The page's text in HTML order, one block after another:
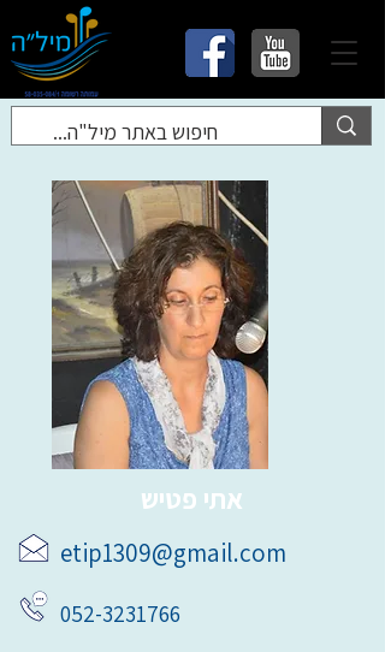
אתי פטיש
etip1309@gmail.com
052-3231766